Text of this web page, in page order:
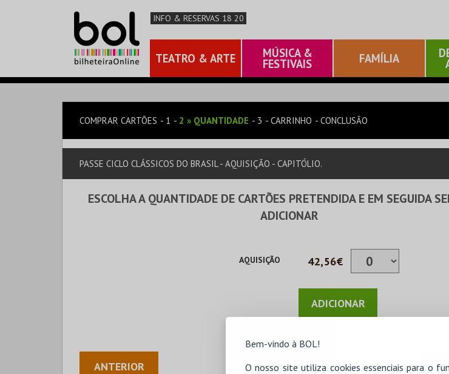
Bem-vindo à BOL!
O nosso site utiliza cookies essenciais para o
INFO & RESERVAS 18 20
TEATRO & ARTE MÚSICA &
FESTIVAIS FAMÍLIA
COMPRAR CARTÕES 1 2 » QUANTIDADE 3 CARRINHO CONCLUSÃO
PASSE CICLO CLÁSSICOS DO BRASIL - AQUISIÇÃO - CAPITÓLIO.
ESCOLHA A QUANTIDADE DE CARTÕES PRETENDIDA E EM SEGUIDA
ADICIONAR
AQUISIÇÃO 42,56€
ANTERIOR